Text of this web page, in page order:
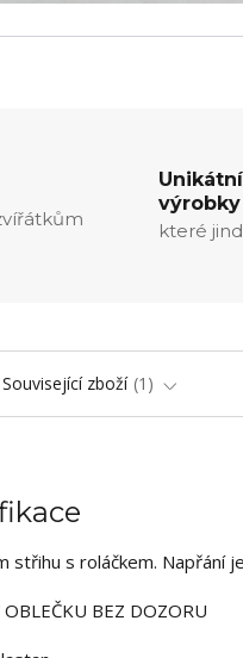
výrobky
které
Související zboží 1
střihu s roláčkem. Napřání
OBLEČKU BEZ DOZORU